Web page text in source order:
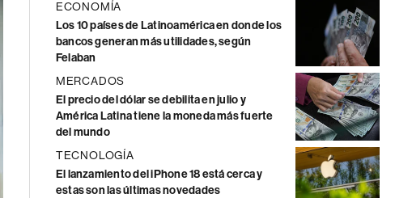
ECONOMÍA
Los 10 países de Latinoamérica en donde los
bancos generan más utilidades, según
Felaban
MERCADOS
El precio del dólar se debilita en julio y
América Latina tiene la moneda más fuerte
del mundo
TECNOLOGÍA
El lanzamiento del iPhone 18 está cerca y
estas son las últimas novedades